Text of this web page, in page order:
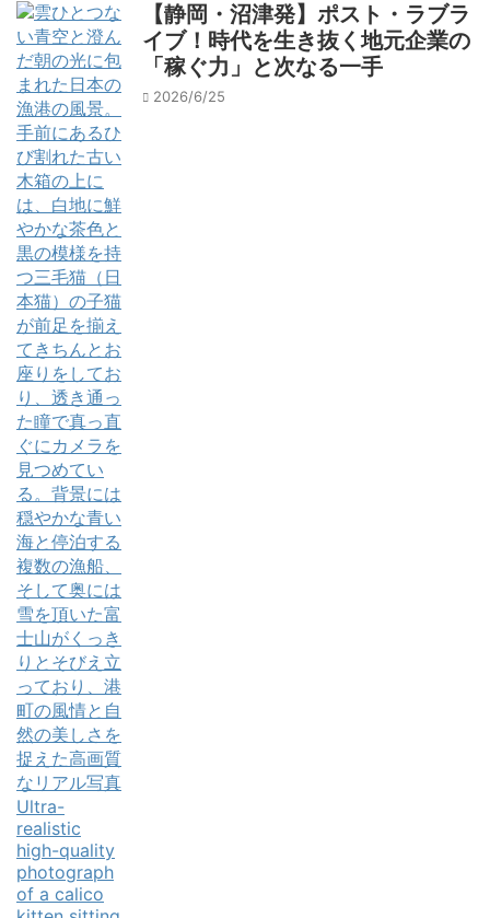
【静岡・沼津発】ポスト・ラブラ
イブ！時代を生き抜く地元企業の
「稼ぐ力」と次なる一手
2026/6/25